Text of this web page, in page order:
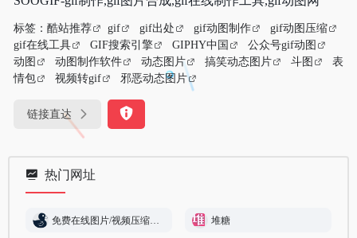
标签： 酷站推荐 gif gif出处 gif动图制作
gif动图压缩
gif在线工具
GIF搜索引擎 GIPHY中国
公众号gif动图
动图
动图制作软件 动态图片 搞笑动态图片 斗图
表
情包
视频转gif 邪恶动态图片
链接直达
热门网址
堆糖